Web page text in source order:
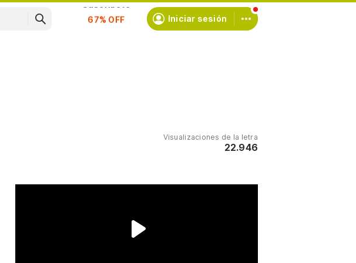
Suscríbete Iniciar sesión
Visualizaciones de la letra
22.946